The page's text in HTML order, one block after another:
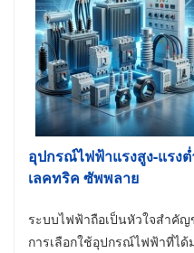
อุปกรณ์ไฟฟ้าแรงสูง-แรง
เลคทริค ซัพพลาย
ระบบไฟฟ้าถือเป็นหัวใจสำคัญ
การเลือกใช้อุปกรณ์ไฟฟ้าที่ไ